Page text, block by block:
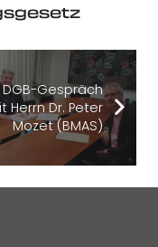
DGB-Gespräch
Herrn Dr. Peter
Mozet (BMAS)